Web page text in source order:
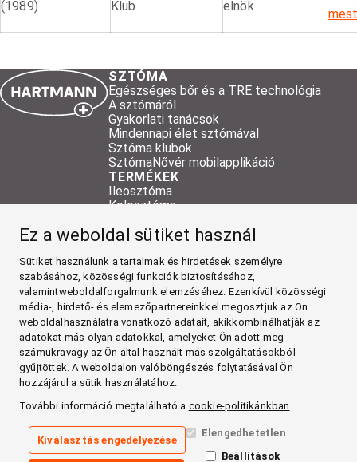
Ez a weboldal sütiket használ
Sütiket használunk a tartalmak és hirdetések személyre
szabásához, közösségi funkciók biztosításához,
valamintweboldalforgalmunk elemzéséhez. Ezenkívül közösségi
média-, hirdető- és elemezőpartnereinkkel megosztjuk az Ön
weboldalhasználatra vonatkozó adatait, akikkombinálhatják az
adatokat más olyan adatokkal, amelyeket Ön adott meg
számukravagy az Ön által használt más szolgáltatásokból
gyűjtöttek. A weboldalon valóböngészés folytatásával Ön
hozzájárul a sütik használatához.
További információ megtalálható a cookie-politikánkban .
Kiválasztás engedélyezése
Elengedhetetlen
Beállítások
(1989)
Klub
elnök
SZTÓMA
Egészséges bőr és a TRE technológia
A sztómáról
Gyakorlati tanácsok
Mindennapi élet sztómával
Sztóma klubok
SztómaNővér mobilapplikáció
TERMÉKEK
Ileosztóma
Kolosztóma
Kiegészítő termékek
Mintarendelés
RÓLUNK
Kapcsolat
Termékek vásárlása
SZTÓMA
TERMÉKEK
RÓLUNK
Facebook
YouTube
Impresszum